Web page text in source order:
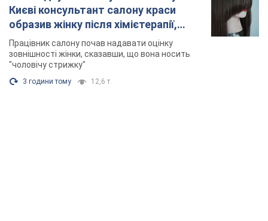
Києві консультант салону краси
образив жінку після хімієтерапії,
розгорівся скандал. Фото
Працівник салону почав надавати оцінку
зовнішності жінки, сказавши, що вона носить
"чоловічу стрижку"
3 години тому 12,6 т.